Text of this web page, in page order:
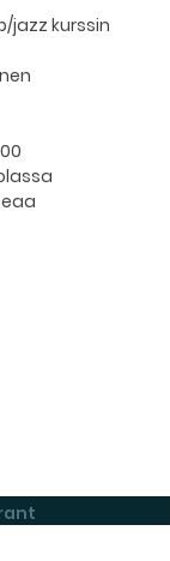
jazz kurssin